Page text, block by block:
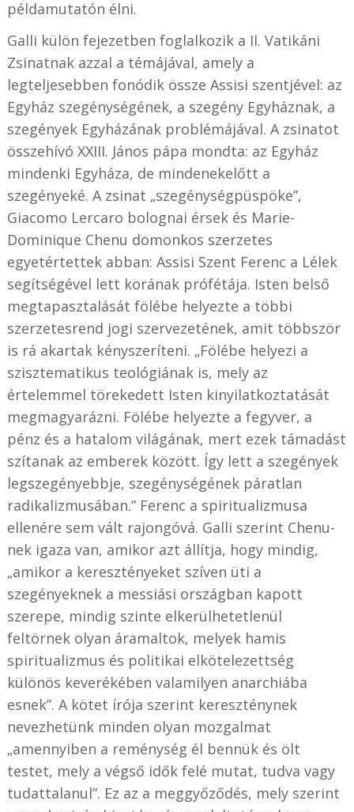
példamutatón élni.
Galli külön fejezetben foglalkozik a II. Vatikáni
Zsinatnak azzal a témájával, amely a
legteljesebben fonódik össze Assisi szentjével: az
Egyház szegénységének, a szegény Egyháznak, a
szegények Egyházának problémájával. A zsinatot
összehívó XXIII. János pápa mondta: az Egyház
mindenki Egyháza, de mindenekelőtt a
szegényeké. A zsinat „szegénységpüspöke”,
Giacomo Lercaro bolognai érsek és Marie-
Dominique Chenu domonkos szerzetes
egyetértettek abban: Assisi Szent Ferenc a Lélek
segítségével lett korának prófétája. Isten belső
megtapasztalását fölébe helyezte a többi
szerzetesrend jogi szervezetének, amit többször
is rá akartak kényszeríteni. „Fölébe helyezi a
szisztematikus teológiának is, mely az
értelemmel törekedett Isten kinyilatkoztatását
megmagyarázni. Fölébe helyezte a fegyver, a
pénz és a hatalom világának, mert ezek támadást
szítanak az emberek között. Így lett a szegények
legszegényebbje, szegénységének páratlan
radikalizmusában.” Ferenc a spiritualizmusa
ellenére sem vált rajongóvá. Galli szerint Chenu-
nek igaza van, amikor azt állítja, hogy mindig,
„amikor a keresztényeket szíven üti a
szegényeknek a messiási országban kapott
szerepe, mindig szinte elkerülhetetlenül
feltörnek olyan áramaltok, melyek hamis
spiritualizmus és politikai elkötelezettség
különös keverékében valamilyen anarchiába
esnek”. A kötet írója szerint kereszténynek
nevezhetünk minden olyan mozgalmat
„amennyiben a reménység él bennük és ölt
testet, mely a végső idők felé mutat, tudva vagy
tudattalanul”. Ez az a meggyőződés, mely szerint